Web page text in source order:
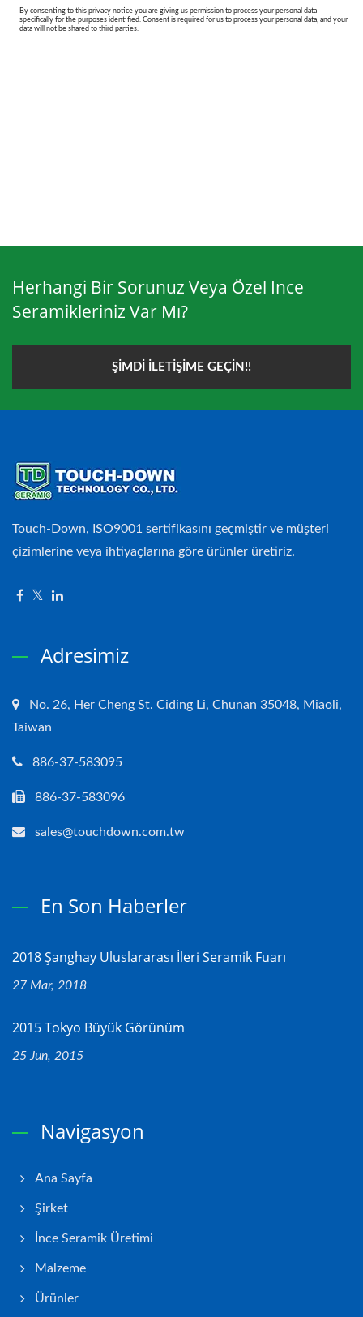
Herhangi Bir Sorunuz Veya Özel Ince
Seramikleriniz Var Mı?
ŞIMDI İLETIŞIME GEÇIN!!
Touch-Down, ISO9001 sertifikasını geçmiştir ve müşteri
çizimlerine veya ihtiyaçlarına göre ürünler üretiriz.
Adresimiz
No. 26, Her Cheng St. Ciding Li, Chunan 35048, Miaoli,
Taiwan
886-37-583095
886-37-583096
sales@touchdown.com.tw
En Son Haberler
2018 Şanghay Uluslararası İleri Seramik Fuarı
27 Mar, 2018
2015 Tokyo Büyük Görünüm
25 Jun, 2015
Navigasyon
Ana Sayfa
Şirket
İnce Seramik Üretimi
Malzeme
Ürünler